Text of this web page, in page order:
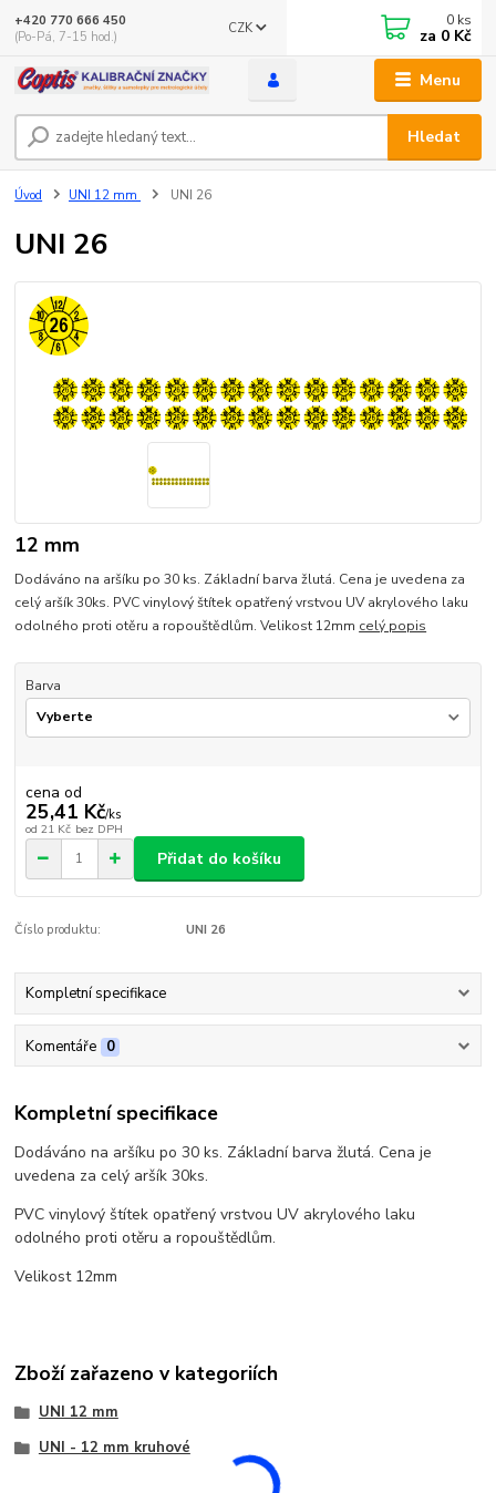
Menu
CZK
Hledat
+420 770 666 450
(Po-Pá, 7-15 hod.)
0 ks
za 0 Kč
Úvod UNI 12 mm UNI 26
UNI 26
12 mm
Dodáváno na aršíku po 30 ks. Základní barva žlutá. Cena je uvedena za
celý aršík 30ks. PVC vinylový štítek opatřený vrstvou UV akrylového laku
odolného proti otěru a ropouštědlům. Velikost 12mm celý popis
Barva
cena od
25,41 Kč/ks
od 21 Kč bez DPH
Přidat do košíku
Číslo produktu: UNI 26
Kompletní specifikace
Komentáře 0
Kompletní specifikace
Dodáváno na aršíku po 30 ks. Základní barva žlutá. Cena je
uvedena za celý aršík 30ks.
PVC vinylový štítek opatřený vrstvou UV akrylového laku
odolného proti otěru a ropouštědlům.
Velikost 12mm
Zboží zařazeno v kategoriích
UNI 12 mm
UNI - 12 mm kruhové